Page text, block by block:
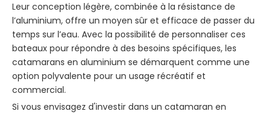
Leur conception légère, combinée à la résistance de
l’aluminium, offre un moyen sûr et efficace de passer du
temps sur l’eau. Avec la possibilité de personnaliser ces
bateaux pour répondre à des besoins spécifiques, les
catamarans en aluminium se démarquent comme une
option polyvalente pour un usage récréatif et
commercial.
Si vous envisagez d'investir dans un catamaran en